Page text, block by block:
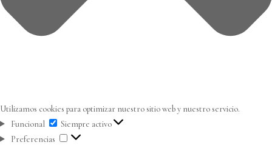
Utilizamos cookies para optimizar nuestro sitio web y nuestro servicio.
Funcional
Funcional
Siempre activo
Preferencias
Preferencias